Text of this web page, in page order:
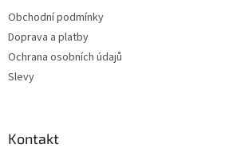
Obchodní podmínky
Doprava a platby
Ochrana osobních údajů
Slevy
Kontakt